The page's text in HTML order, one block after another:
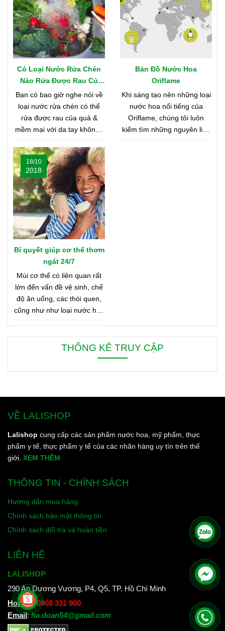
Có Loại Nước Rửa Chén
Nào Rửa Được Rau Củ
Quả & Mềm Mại Với Da
Tay?
Bạn có bao giờ nghe nói về
loại nước rửa chén có thể
rửa được rau của quả &
mềm mại với da tay không?
bạn hãy cùng shop tìm hiểu
nhé
Bản Đồ Nước Hoa
Oriflame
Khi sáng tạo nên những loại
nước hoa nổi tiếng của
Oriflame, chúng tôi luôn
kiếm tìm những nguyên liệu
Bí quyết giúp cơ thể thơm
ngát 24/7
18/10
2018
Mùi cơ thể có liên quan rất
lớn đến vấn đề vệ sinh, chế
độ ăn uống, các thói quen,
cũng như như loại nước hoa
cơ thể thơm ngát từ sáng
đến tối, từ đầu đến chân.
THỐNG KÊ TRUY CẬP
VỀ LALISHOP
Lalishop cung cấp các sản phẩm nước hoa, mỹ phẩm, thực
phẩm y tế, thực phẩm y tế của các nhãn hàng uy tín trên thế
giới. XEM THÊM
THÔNG TIN - CHÍNH SÁCH
Hướng dẫn mua hàng
Chính sách bảo mật thông tin
Chính sách đổi trả và hoàn tiền
LIÊN HỆ
LALISHOP
290 An Dương Vương, P4, Q5, TP. Hồ Chí Minh
Hotline: 0908 331 900
Email:ha.doan54@gmail.com